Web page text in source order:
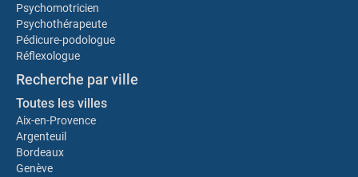
Psychomotricien
Psychothérapeute
Pédicure-podologue
Réflexologue
Recherche par ville
Toutes les villes
Aix-en-Provence
Argenteuil
Bordeaux
Genève